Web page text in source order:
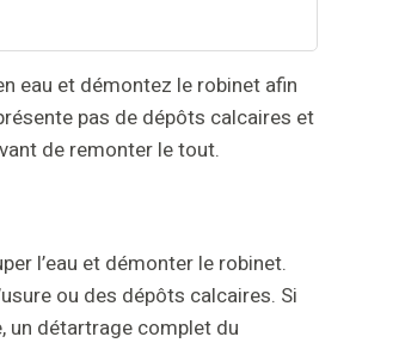
eau et démontez le robinet afin
pas de dépôts calcaires et
de remonter le tout.
l’eau et démonter le robinet.
ou des dépôts calcaires. Si
un détartrage complet du